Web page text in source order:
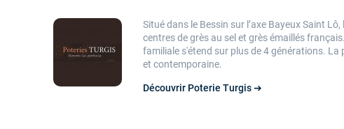
Situé dans le Bessin sur l’axe Bayeux Saint
centres de grès au sel et grès émaillés
familiale s'étend sur plus de 4 générations. La
et contemporaine.
Découvrir Poterie Turgis ➔